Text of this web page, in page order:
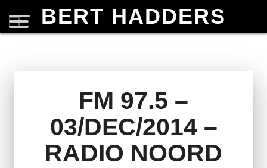
BERT HADDERS
FM 97.5 –
03/DEC/2014 –
RADIO NOORD